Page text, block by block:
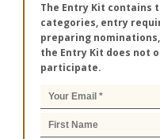
The Entry Kit contains
categories, entry
preparing
the Entry Kit does not
participate.